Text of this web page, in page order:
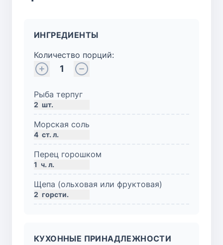
ИНГРЕДИЕНТЫ
Количество порций:
1
Рыба терпуг
2 шт.
Морская соль
4 ст. л.
Перец горошком
1 ч. л.
Щепа (ольховая или фруктовая)
2 горсти.
КУХОННЫЕ ПРИНАДЛЕЖНОСТИ